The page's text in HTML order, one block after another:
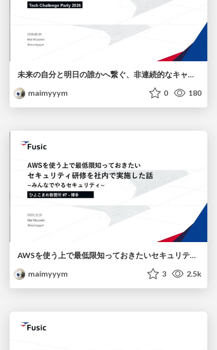
未来の自分と明日の誰かへ繋ぐ、非連続的なキャリアと再現性の分析
maimyyym
0 180
AWSを使う上で最低限知っておきたいセキュリティ研修を社内で実施した話 ~みんなでやるセキュリティ~
maimyyym
3 2.5k